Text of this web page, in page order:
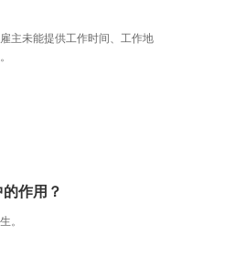
主未能提供工作时间、工作地
作用？
。